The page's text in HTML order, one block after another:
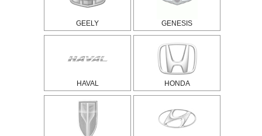
GEELY GENESIS
HAVAL HONDA